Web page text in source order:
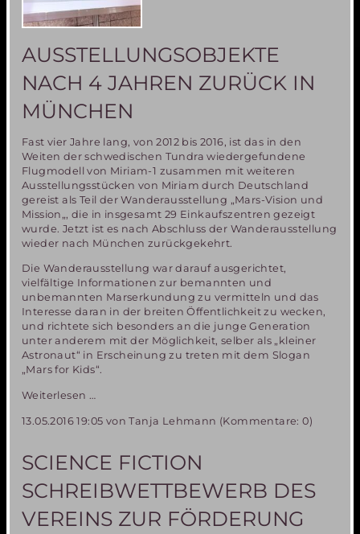
München
AUSSTELLUNGSOBJEKTE
NACH 4 JAHREN ZURÜCK IN
MÜNCHEN
Fast vier Jahre lang, von 2012 bis 2016, ist das in den
Weiten der schwedischen Tundra wiedergefundene
Flugmodell von Miriam-1 zusammen mit weiteren
Ausstellungsstücken von Miriam durch Deutschland
gereist als Teil der Wanderausstellung „Mars-Vision und
Mission„, die in insgesamt 29 Einkaufszentren gezeigt
wurde. Jetzt ist es nach Abschluss der Wanderausstellung
wieder nach München zurückgekehrt.
Die Wanderausstellung war darauf ausgerichtet,
vielfältige Informationen zur bemannten und
unbemannten Marserkundung zu vermitteln und das
Interesse daran in der breiten Öffentlichkeit zu wecken,
und richtete sich besonders an die junge Generation
unter anderem mit der Möglichkeit, selber als „kleiner
Astronaut“ in Erscheinung zu treten mit dem Slogan
„Mars for Kids“.
Weiterlesen …
Ausstellungsobjekte
4
Jahren
zurück
in
München
13.05.2016 19:05 von Tanja Lehmann (Kommentare: 0)
SCIENCE FICTION
SCHREIBWETTBEWERB DES
VEREINS ZUR FÖRDERUNG